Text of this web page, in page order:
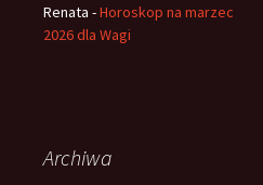
Renata -Horoskop na marzec
2026 dla Wagi
Archiwa